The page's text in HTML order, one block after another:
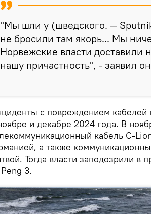
"Мы шли у (шведского. —
не бросили там якорь... Мы
Норвежские власти доставили
нашу причастность", - заявил
с повреждением кабелей
и декабре 2024 года. В
кабель C-
а также
Тогда власти заподозрили в
3.